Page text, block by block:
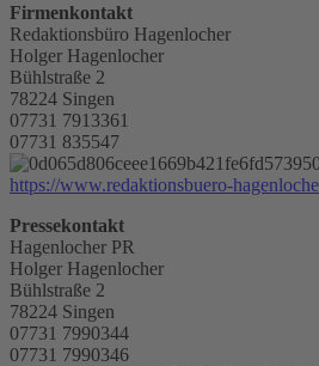
Firmenkontakt
Redaktionsbüro Hagenlocher
Holger Hagenlocher
Bühlstraße 2
78224 Singen
07731 7913361
07731 835547
https://www.redaktionsbuero-
Pressekontakt
Hagenlocher PR
Holger Hagenlocher
Bühlstraße 2
78224 Singen
07731 7990344
07731 7990346